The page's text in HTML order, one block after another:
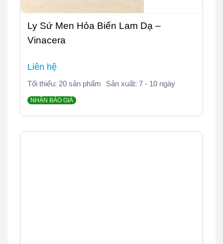
Ly Sứ Men Hỏa Biến Lam Dạ –
Vinacera
Liên hệ
Tối thiểu: 20 sản phẩm Sản xuất: 7 - 10 ngày
NHẬN BÁO GIÁ